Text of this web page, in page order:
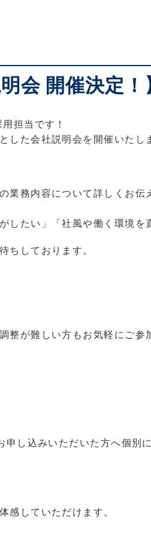
会 開催決定！
担当です！
した会社説明会を開催いたし
業務内容について詳しくお
したい」「社風や働く環境
ちしております。
が難しい方もお気軽にご参
し込みいただいた方へ個別
感していただけます。